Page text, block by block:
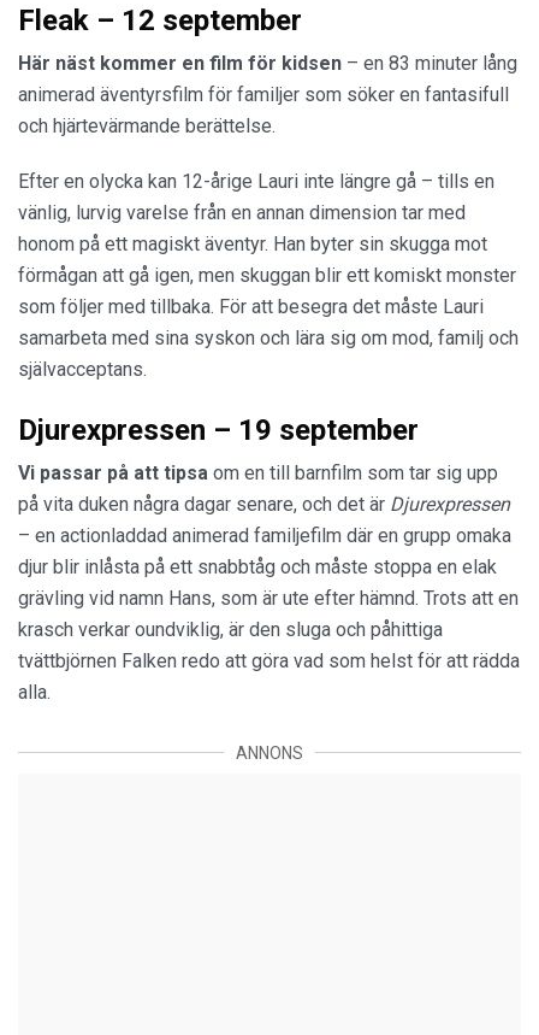
Fleak – 12 september
Här näst kommer en film för kidsen – en 83 minuter lång
animerad äventyrsfilm för familjer som söker en fantasifull
och hjärtevärmande berättelse.
Efter en olycka kan 12-årige Lauri inte längre gå – tills en
vänlig, lurvig varelse från en annan dimension tar med
honom på ett magiskt äventyr. Han byter sin skugga mot
förmågan att gå igen, men skuggan blir ett komiskt monster
som följer med tillbaka. För att besegra det måste Lauri
samarbeta med sina syskon och lära sig om mod, familj och
självacceptans.
Djurexpressen – 19 september
Vi passar på att tipsa om en till barnfilm som tar sig upp
på vita duken några dagar senare, och det är Djurexpressen
– en actionladdad animerad familjefilm där en grupp omaka
djur blir inlåsta på ett snabbtåg och måste stoppa en elak
grävling vid namn Hans, som är ute efter hämnd. Trots att en
krasch verkar oundviklig, är den sluga och påhittiga
tvättbjörnen Falken redo att göra vad som helst för att rädda
alla.
ANNONS